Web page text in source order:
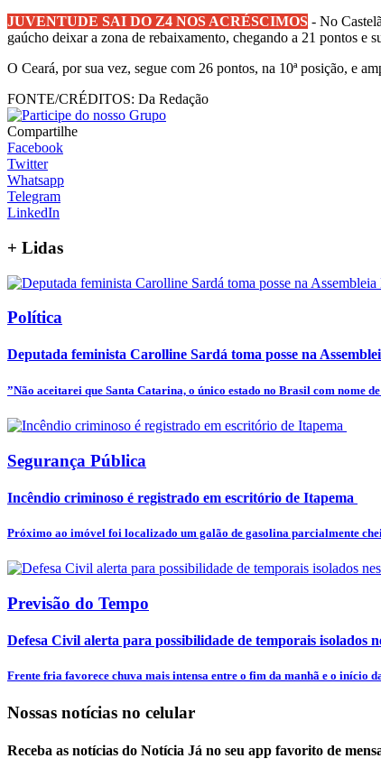
JUVENTUDE SAI DO Z4 NOS ACRÉSCIMOS - No
gaúcho deixar a zona de rebaixamento, chegando a 21 pontos e
O Ceará, por sua vez, segue com 26 pontos, na 10ª posição, e
FONTE/CRÉDITOS: Da Redação
Compartilhe
Facebook
Twitter
Whatsapp
Telegram
LinkedIn
+ Lidas
Política
Deputada feminista Carolline Sardá toma posse na
”Não aceitarei que Santa Catarina, o único estado no Brasil com nome
Segurança Pública
Incêndio criminoso é registrado em escritório de Itapema
Próximo ao imóvel foi localizado um galão de gasolina parcialmente
Previsão do Tempo
Defesa Civil alerta para possibilidade de temporais isolados
Frente fria favorece chuva mais intensa entre o fim da manhã e o início
Nossas notícias no celular
Receba as notícias do Notícia Já no seu app favorito de